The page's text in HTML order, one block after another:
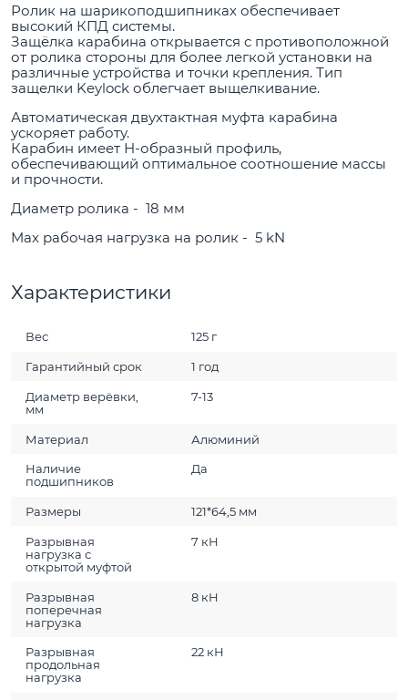
Ролик на шарикоподшипниках обеспечивает
высокий КПД системы.
Защёлка карабина открывается с противоположной
от ролика стороны для более легкой установки на
различные устройства и точки крепления. Тип
защелки Keylock облегчает выщелкивание.
Автоматическая двухтактная муфта карабина
ускоряет работу.
Карабин имеет Н-образный профиль,
обеспечивающий оптимальное соотношение массы
и прочности.
Диаметр ролика - 18 мм
Max рабочая нагрузка на ролик - 5 kN
Характеристики
Вес 125 г
Гарантийный срок 1 год
Диаметр верёвки,
мм
7-13
Материал Алюминий
Наличие
подшипников
Да
Размеры 121*64,5 мм
Разрывная
нагрузка с
открытой муфтой
7 кН
Разрывная
поперечная
нагрузка
8 кН
Разрывная
продольная
нагрузка
22 кН